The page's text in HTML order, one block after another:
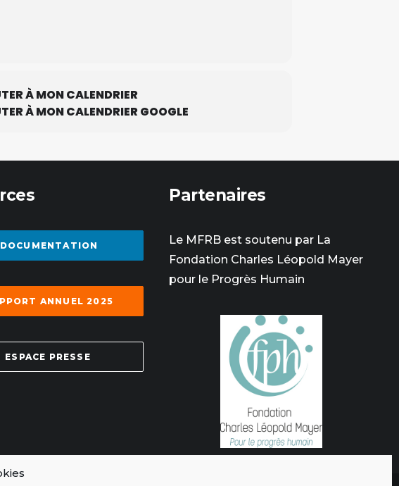
À MON CALENDRIER
À MON CALENDRIER GOOGLE
DOCUMENTATION
ANNUEL 2025
ESPACE PRESSE
Partenaires
Le MFRB est soutenu par La
Fondation Charles Léopold Mayer
pour le Progrès Humain